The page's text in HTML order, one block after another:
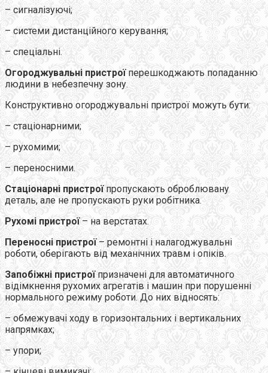
– сигналізуючі;
– системи дистанційного керування;
– спеціальні.
Огороджувальні пристрої перешкоджають попаданню
людини в небезпечну зону.
Конструктивно огороджувальні пристрої можуть бути:
– стаціонарними;
– рухомими;
– переносними.
Стаціонарні пристрої пропускають оброблювану
деталь, але не пропускають руки робітника.
Рухомі пристрої – на верстатах.
Переносні пристрої – ремонтні і налагоджувальні
роботи, оберігають від механічних травм і опіків.
Запобіжні пристрої призначені для автоматичного
відімкнення рухомих агрегатів і машин при порушенні
нормального режиму роботи. До них відносять:
– обмежувачі ходу в горизонтальних і вертикальних
напрямках;
– упори;